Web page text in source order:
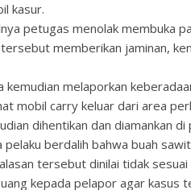
kasur.
petugas menolak membuka
memberikan jaminan,
kemudian melaporkan
mobil carry keluar dari area
dihentikan dan diamankan
berdalih bahwa buah
tersebut dinilai tidak
kepada pelapor agar kasus